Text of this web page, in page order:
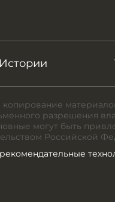
Истории
разрешения
могут быть
Российской